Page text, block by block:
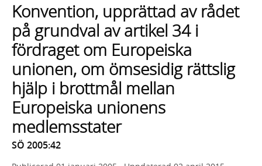
med
sökförslag
Konvention, upprättad av rådet
på grundval av artikel 34 i
fördraget om Europeiska
unionen, om ömsesidig rättslig
hjälp i brottmål mellan
Europeiska unionens
medlemsstater
SÖ 2005:42